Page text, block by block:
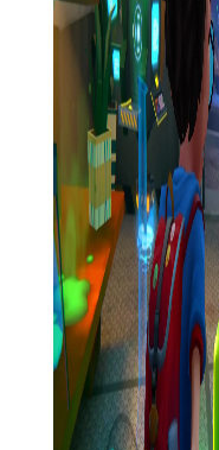
1. 保持警惕：在探索
免触发陷阱或遭遇敌人的
2. 合理利用资源：收
关紧要的事情上。
3. 观察细节：许多谜
线索、符号或隐藏的开关
4. 团队合作（仅限多
持紧密的沟通与合作，
5. 存档点利用：游戏
存进度，以备不时之需。
【黑暗之谜3测评】